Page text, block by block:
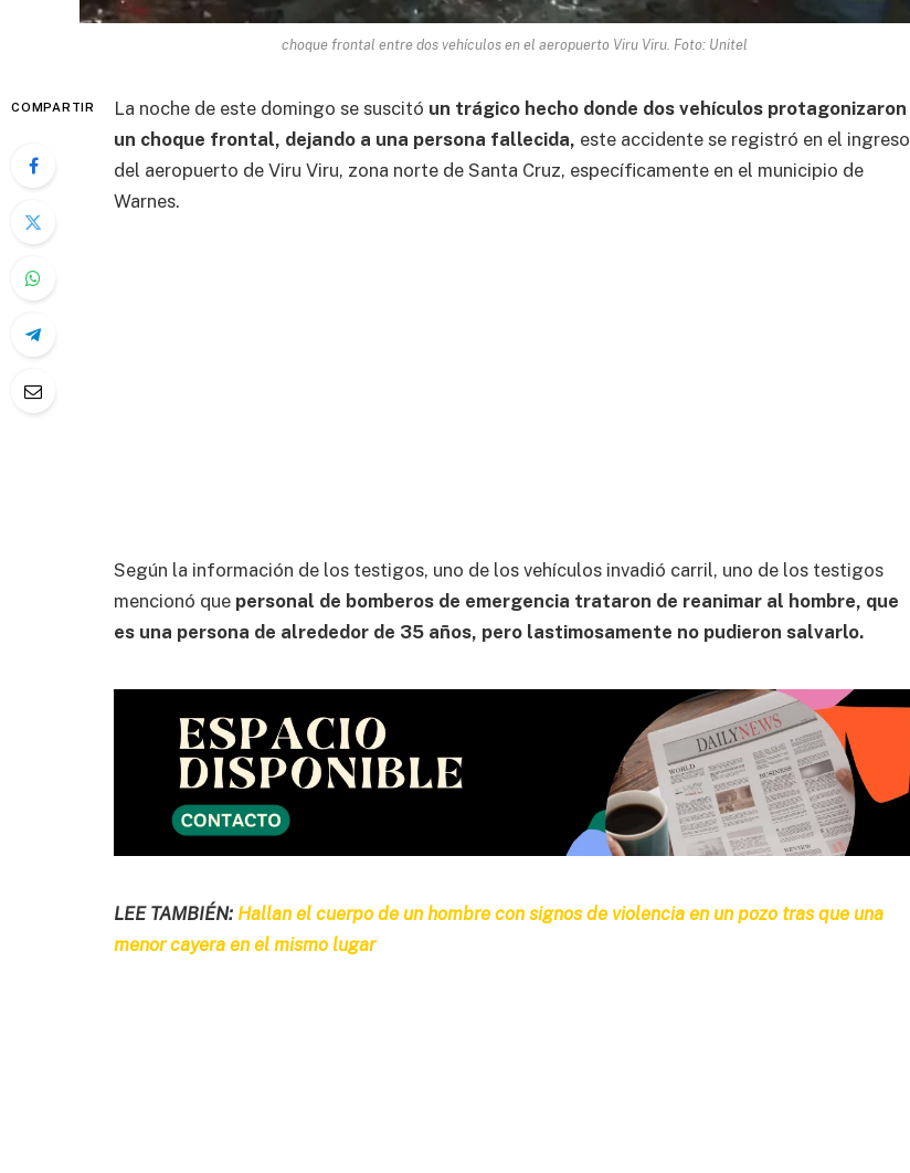
choque frontal entre dos vehículos en el aeropuerto Viru Viru. Foto: Unitel
COMPARTIR La noche de este domingo se suscitó un trágico hecho donde dos vehículos protagonizaron
un choque frontal, dejando a una persona fallecida, este accidente se registró en el ingreso
del aeropuerto de Viru Viru, zona norte de Santa Cruz, específicamente en el municipio de
Warnes.
Según la información de los testigos, uno de los vehículos invadió carril, uno de los testigos
mencionó que personal de bomberos de emergencia trataron de reanimar al hombre, que
es una persona de alrededor de 35 años, pero lastimosamente no pudieron salvarlo.
LEE TAMBIÉN: Hallan el cuerpo de un hombre con signos de violencia en un pozo tras que una
menor cayera en el mismo lugar